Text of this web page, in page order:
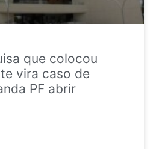
que colocou
vira caso de
PF abrir